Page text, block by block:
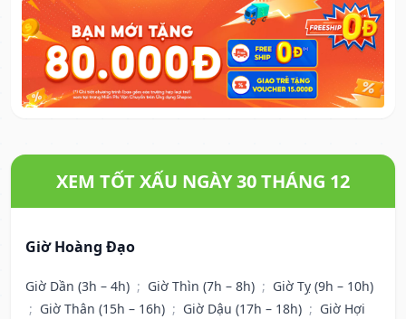
XEM TỐT XẤU NGÀY 30 THÁNG 12
Giờ Hoàng Đạo
Giờ Dần (3h – 4h) ; Giờ Thìn (7h – 8h) ; Giờ Tỵ (9h – 10h)
; Giờ Thân (15h – 16h) ; Giờ Dậu (17h – 18h) ; Giờ Hợi